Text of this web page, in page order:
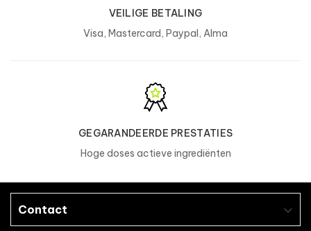
VEILIGE BETALING
Visa, Mastercard, Paypal, Alma
GEGARANDEERDE PRESTATIES
Hoge doses actieve ingrediënten
Contact 